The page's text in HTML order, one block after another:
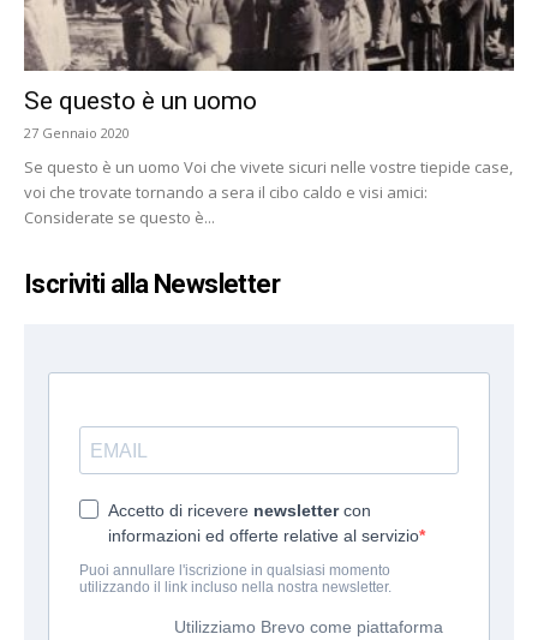
Se questo è un uomo
27 Gennaio 2020
Se questo è un uomo Voi che vivete sicuri nelle vostre tiepide case,
voi che trovate tornando a sera il cibo caldo e visi amici:
Considerate se questo è...
Iscriviti alla Newsletter